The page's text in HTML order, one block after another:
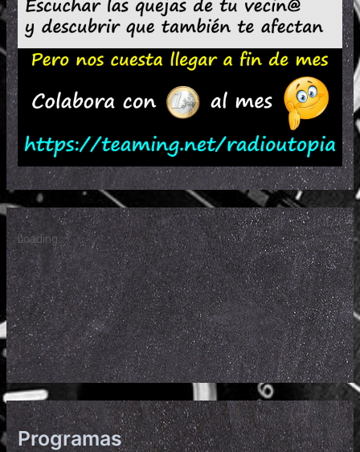
Programas